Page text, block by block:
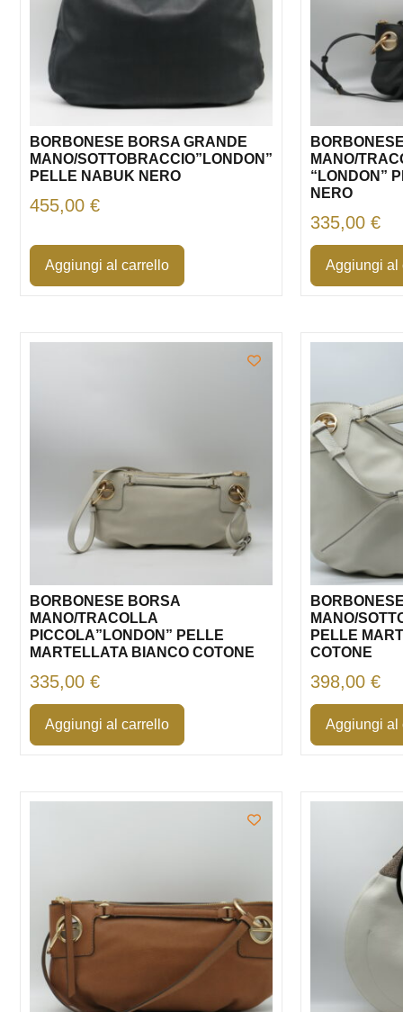
BORBONESE BORSA GRANDE
MANO/SOTTOBRACCIO”LONDON”
PELLE NABUK NERO
455,00€
Aggiungi al carrello
MANO/
“LONDON”
NERO
335,00€
Aggiungi al
BORBONESE BORSA
MANO/TRACOLLA
PICCOLA”LONDON” PELLE
MARTELLATA BIANCO COTONE
335,00€
Aggiungi al carrello
MANO/
PELLE
COTONE
398,00€
Aggiungi al